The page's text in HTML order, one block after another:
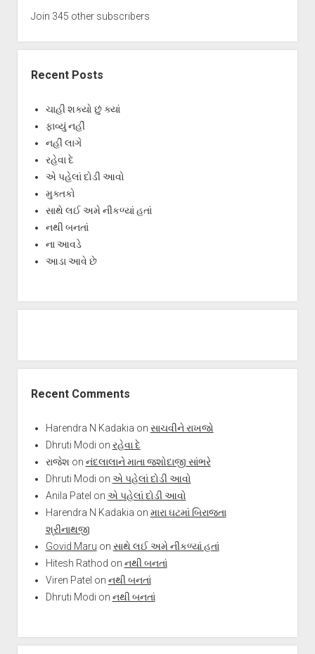
Join 345 other subscribers
Recent Posts
ચાહી શક્યો છું ક્યાં
ફાવ્યું નહીં
નહીં લાગે
રહેવા દે
એ પહેલાં દોડી આવો
મુક્તકો
સાથે લઈ અમે નીકળ્યાં હતાં
નથી બનતાં
ના આવડે
આડા આવે છે
Recent Comments
Harendra N Kadakia on સાચવીને રાખજો
Dhruti Modi on રહેવા દે
રાજેશ on નંદલાલાને માતા જશોદાજી સાંભરે
Dhruti Modi on એ પહેલાં દોડી આવો
Anila Patel on એ પહેલાં દોડી આવો
Harendra N Kadakia on મારા ઘટમાં બિરાજતા
શ્રીનાથજી
Govid Maru on સાથે લઈ અમે નીકળ્યાં હતાં
Hitesh Rathod on નથી બનતાં
Viren Patel on નથી બનતાં
Dhruti Modi on નથી બનતાં